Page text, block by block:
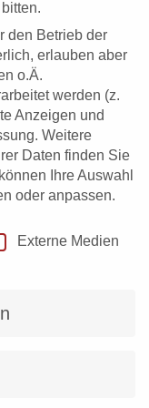
digitale
Themen für die
den Betrieb der
erlauben aber
o.Ä.
werden (z.
Anzeigen und
Weitere
Daten finden Sie
Ihre Auswahl
oder anpassen.
Externe Medien